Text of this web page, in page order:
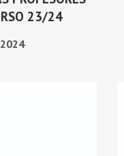
23/24